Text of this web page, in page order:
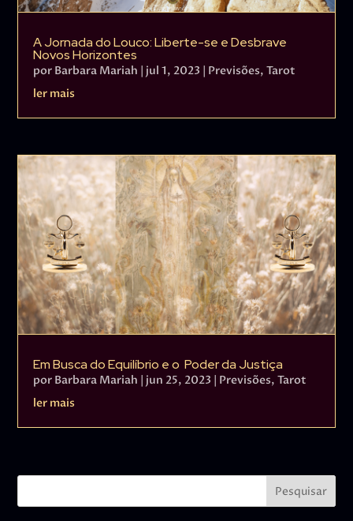
A Jornada do Louco: Liberte-se e Desbrave
Novos Horizontes
por Barbara Mariah | jul 1, 2023 | Previsões,Tarot
ler mais
Em Busca do Equilíbrio e o Poder da Justiça
por Barbara Mariah | jun 25, 2023 | Previsões,Tarot
ler mais
Pesquisar